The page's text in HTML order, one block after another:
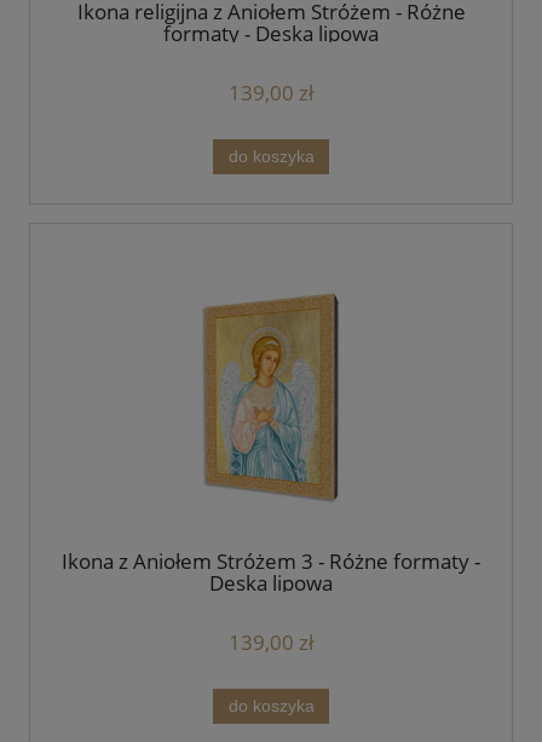
Ikona religijna z Aniołem Stróżem - Różne
formaty - Deska lipowa
139,00 zł
do koszyka
Ikona z Aniołem Stróżem 3 - Różne formaty -
Deska lipowa
139,00 zł
do koszyka